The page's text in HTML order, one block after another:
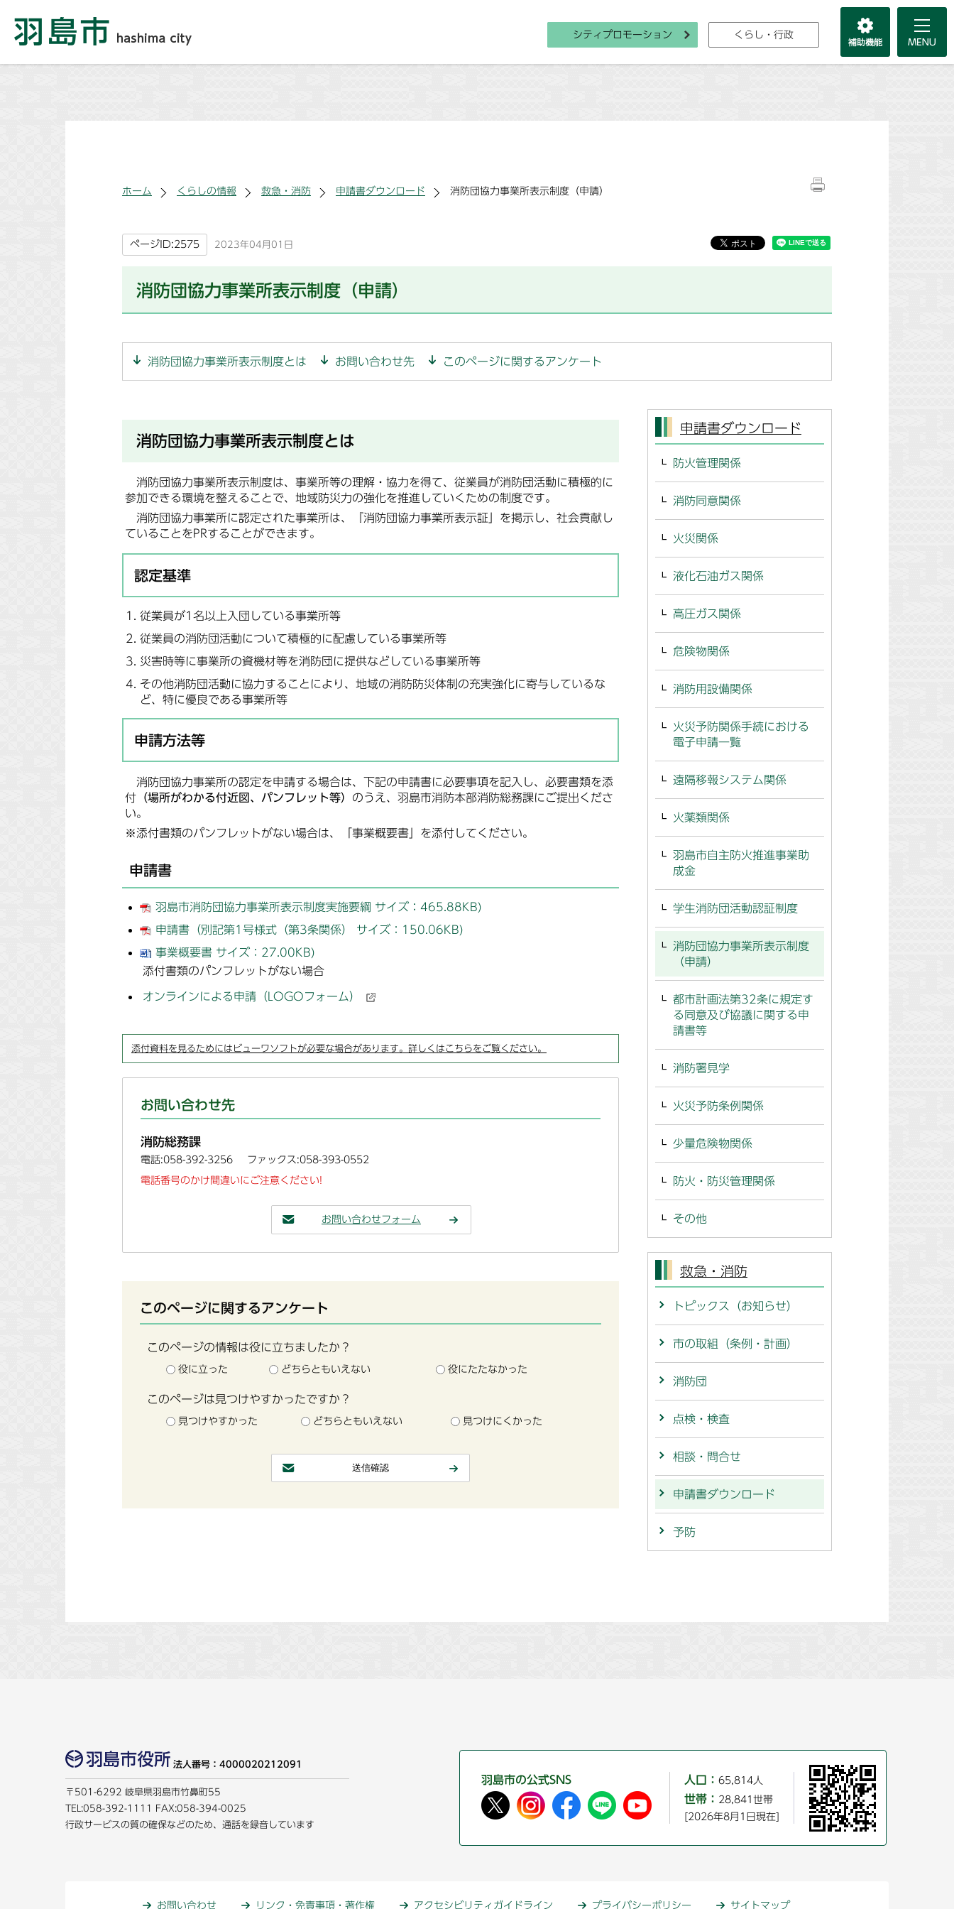
シティプロモーション くらし・行政
ホーム くらしの情報 救急・消防 申請書ダウンロード 消防団協力事業所表示制度（申請）
ページID:2575 2023年04月01日
消防団協力事業所表示制度（申請）
消防団協力事業所表示制度とは お問い合わせ先 このページに関するアンケート
消防団協力事業所表示制度とは
消防団協力事業所表示制度は、事業所等の理解・協力を得て、従業員が消防団活動に積極的に
参加できる環境を整えることで、地域防災力の強化を推進していくための制度です。
消防団協力事業所に認定された事業所は、『消防団協力事業所表示証」を掲示し、社会貢献し
ていることをPRすることができます。
認定基準
従業員が1名以上入団している事業所等
従業員の消防団活動について積極的に配慮している事業所等
災害時等に事業所の資機材等を消防団に提供などしている事業所等
その他消防団活動に協力することにより、地域の消防防災体制の充実強化に寄与しているな
ど、特に優良である事業所等
申請方法等
消防団協力事業所の認定を申請する場合は、下記の申請書に必要事項を記入し、必要書類を添
付 （場所がわかる付近図、パンフレット等） のうえ、羽島市消防本部消防総務課にご提出くださ
い。
※添付書類のパンフレットがない場合は、「事業概要書」を添付してください。
申請書
羽島市消防団協力事業所表示制度実施要綱 サイズ：465.88KB)
申請書（別記第1号様式（第3条関係） サイズ：150.06KB)
事業概要書 サイズ：27.00KB)
添付書類のパンフレットがない場合
オンラインによる申請（LOGOフォーム）
添付資料を見るためにはビューワソフトが必要な場合があります。詳しくはこちらをご覧ください。
お問い合わせ先
消防総務課
電話:058-392-3256 ファックス:058-393-0552
電話番号のかけ間違いにご注意ください!
お問い合わせフォーム
このページに関するアンケート
このページの情報は役に立ちましたか？
役に立った どちらともいえない 役にたたなかった
このページは見つけやすかったですか？
見つけやすかった どちらともいえない 見つけにくかった
申請書ダウンロード
防火管理関係
消防同意関係
火災関係
液化石油ガス関係
高圧ガス関係
危険物関係
消防用設備関係
火災予防関係手続における
電子申請一覧
遠隔移報システム関係
火薬類関係
羽島市自主防火推進事業助
成金
学生消防団活動認証制度
消防団協力事業所表示制度
（申請）
都市計画法第32条に規定す
る同意及び協議に関する申
請書等
消防署見学
火災予防条例関係
少量危険物関係
防火・防災管理関係
その他
救急・消防
トピックス（お知らせ）
市の取組（条例・計画）
消防団
点検・検査
相談・問合せ
申請書ダウンロード
予防
法人番号：4000020212091
〒501-6292 岐阜県羽島市竹鼻町55
TEL:058-392-1111
FAX:058-394-0025
行政サービスの質の確保などのため、通話を録音しています
羽島市の公式SNS 人口： 65,814人
世帯： 28,841世帯
[2026年8月1日現在]
お問い合わせ リンク・免責事項・著作権 アクセシビリティガイドライン プライバシーポリシー サイトマップ